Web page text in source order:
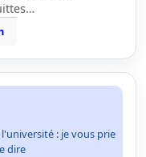
: je vous prie
dire